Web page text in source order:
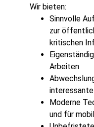
Wir bieten:
Sinnvolle
zur
kritischen
Arbeiten
Moderne
und für